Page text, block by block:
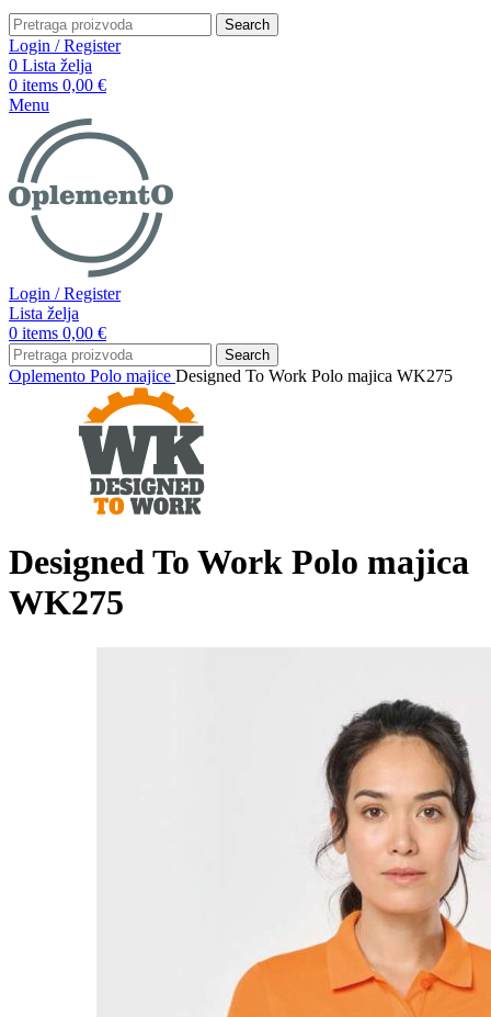
Search
Login / Register
0 Lista želja
0 items 0,00 €
Menu
Login / Register
Lista želja
0 items 0,00 €
Search
Oplemento Polo majice Designed To Work Polo majica WK275
Designed To Work Polo majica
WK275